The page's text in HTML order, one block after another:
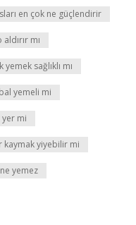
en çok ne güçlendirir
mı
yemek sağlıklı mı
yemeli mi
mi
kaymak yiyebilir mi
yemez